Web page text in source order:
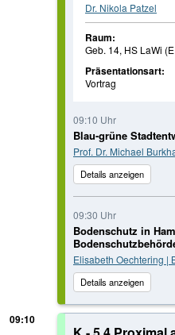
Dr. Nikola Patzel
Raum:
Geb. 14, HS LaWi
Präsentationsart:
Vortrag
09:10 Uhr
Blau-grüne
Prof. Dr. Michael
Details anzeigen
09:30 Uhr
Bodenschutz in
Elisabeth Oechtering |
Details anzeigen
09:10